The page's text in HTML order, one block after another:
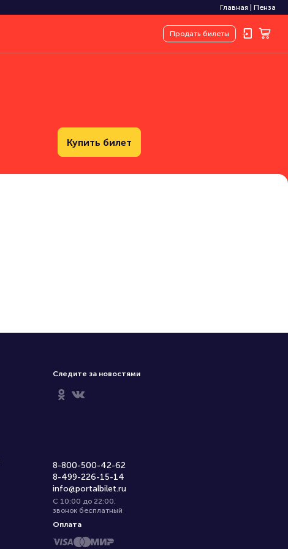
Главная Пенза
Продать билеты
Купить билет
Следите за новостями
8-800-500-42-62
8-499-226-15-14
info@portalbilet.ru
С 10:00 до 22:00,
звонок бесплатный
Оплата